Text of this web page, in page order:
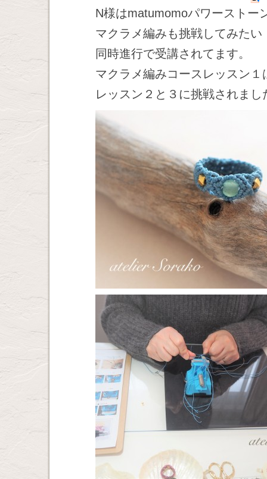
N様はmatumomoパワーストー
マクラメ編みも挑戦してみたい
同時進行で受講されてます。
マクラメ編みコースレッスン
レッスン２と３に挑戦されまし